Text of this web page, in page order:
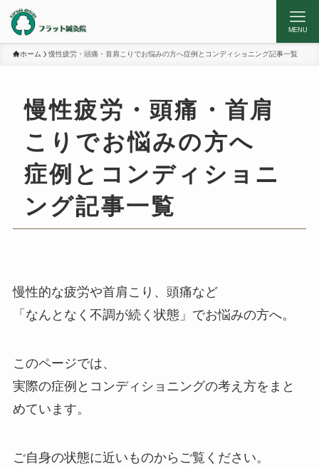
MENU
ホーム 慢性疲労・頭痛・首肩こりでお悩みの方へ症例とコンディショニング記事一覧
慢性疲労・頭痛・首肩
こりでお悩みの方へ
症例とコンディショニ
ング記事一覧
慢性的な疲労や首肩こり、頭痛など
「なんとなく不調が続く状態」でお悩みの方へ。
このページでは、
実際の症例とコンディショニングの考え方をまと
めています。
ご自身の状態に近いものからご覧ください。